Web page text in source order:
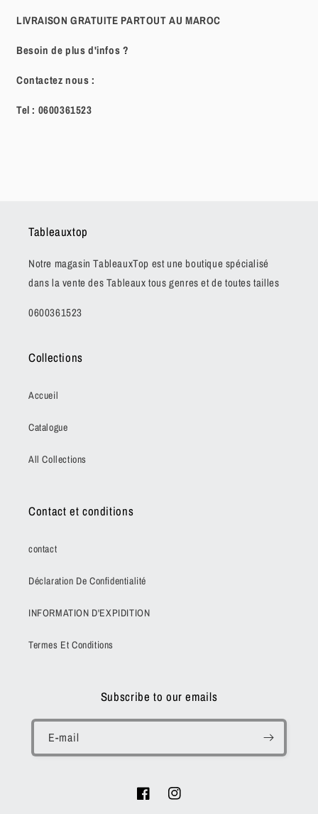
LIVRAISON GRATUITE PARTOUT AU MAROC
Besoin de plus d'infos ?
Contactez nous :
Tel : 0600361523
Tableauxtop
Notre magasin TableauxTop est une boutique spécialisé
dans la vente des Tableaux tous genres et de toutes tailles
0600361523
Collections
Accueil
Catalogue
All Collections
Contact et conditions
contact
Déclaration De Confidentialité
INFORMATION D'EXPIDITION
Termes Et Conditions
Subscribe to our emails
E-mail
FacebookInstagram